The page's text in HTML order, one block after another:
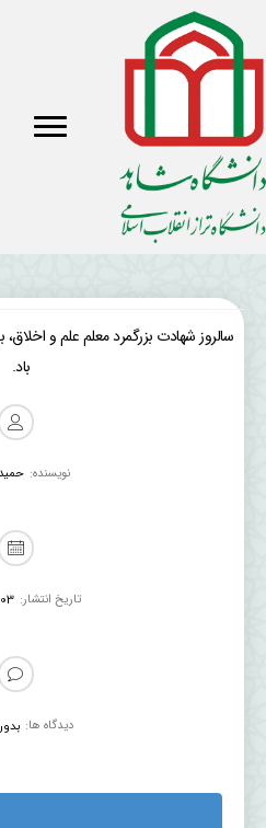
سالروز شهادت بزرگمرد معلم علم و
باد.
نویسنده:
تاریخ انتشار: 03 می 2024
دیدگاه ها: